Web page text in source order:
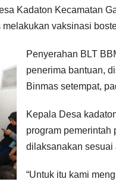
Kadaton Kecamatan
vaksinasi
Penyerahan BLT
penerima bantuan,
Binmas setempat,
Kepala Desa
program pemerintah
dilaksanakan sesuai
“Untuk itu kami